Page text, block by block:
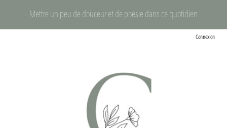
- Mettre un peu de douceur et de poésie dans ce quotidien -
Connexion